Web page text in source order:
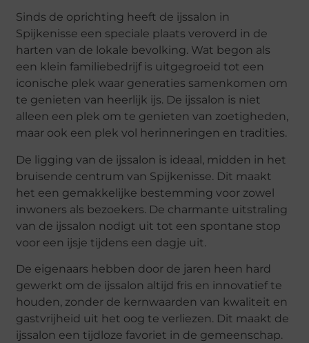
Sinds de oprichting heeft de ijssalon in
Spijkenisse een speciale plaats veroverd in de
harten van de lokale bevolking. Wat begon als
een klein familiebedrijf is uitgegroeid tot een
iconische plek waar generaties samenkomen om
te genieten van heerlijk ijs. De ijssalon is niet
alleen een plek om te genieten van zoetigheden,
maar ook een plek vol herinneringen en tradities.
De ligging van de ijssalon is ideaal, midden in het
bruisende centrum van Spijkenisse. Dit maakt
het een gemakkelijke bestemming voor zowel
inwoners als bezoekers. De charmante uitstraling
van de ijssalon nodigt uit tot een spontane stop
voor een ijsje tijdens een dagje uit.
De eigenaars hebben door de jaren heen hard
gewerkt om de ijssalon altijd fris en innovatief te
houden, zonder de kernwaarden van kwaliteit en
gastvrijheid uit het oog te verliezen. Dit maakt de
ijssalon een tijdloze favoriet in de gemeenschap.